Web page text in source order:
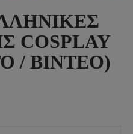
COSPLAY
/ ΒΙΝΤΕΟ)